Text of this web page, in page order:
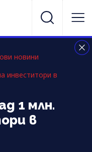
новини
инвеститори в
1 млн.
в